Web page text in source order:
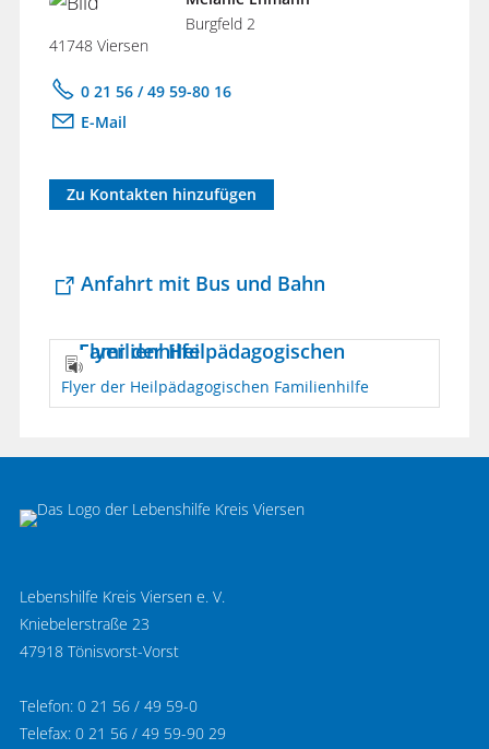
Burgfeld 2
41748 Viersen
0 21 56 / 49 59-80 16
E-Mail
Zu Kontakten hinzufügen
Anfahrt mit Bus und Bahn
Flyer der Heilpädagogischen Familienhilfe
Lebenshilfe Kreis Viersen e. V.
Kniebelerstraße 23
47918 Tönisvorst-Vorst
Telefon: 0 21 56 / 49 59-0
Telefax: 0 21 56 / 49 59-90 29